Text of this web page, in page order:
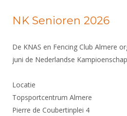
NK Senioren 2026
De KNAS en Fencing Club Almere
juni de Nederlandse
Locatie
Topsportcentrum Almere
Pierre de Coubertinplei 4